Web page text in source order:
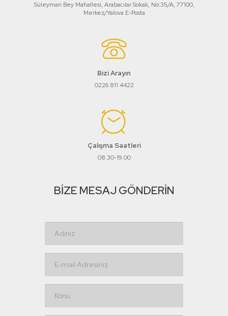
Süleyman Bey Mahallesi, Arabacılar Sokak, No:35/A, 77100,
Merkez/Yalova E-Posta
Bizi Arayın
0226 811 4422
Çalışma Saatleri
08.30-19.00
BIZE MESAJ GÖNDERIN